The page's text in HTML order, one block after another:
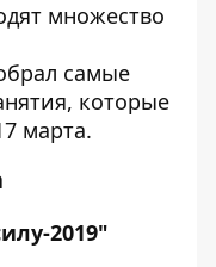
множество
самые
которые
марта.
2019"